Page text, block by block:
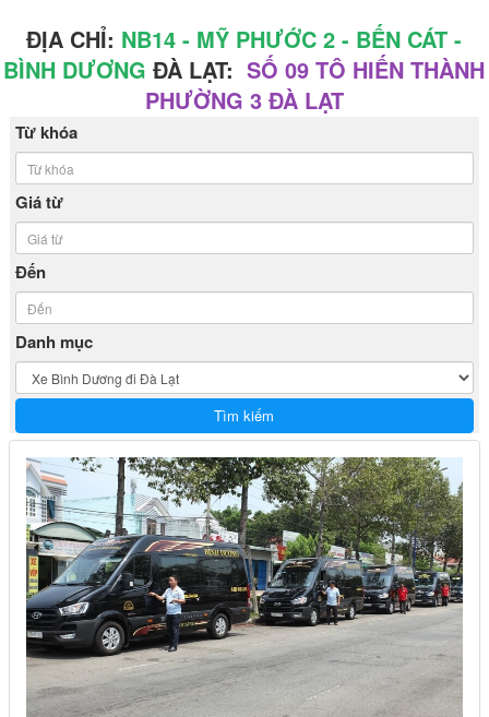
ĐỊA CHỈ: NB14 - MỸ PHƯỚC 2 - BẾN CÁT -
BÌNH DƯƠNGĐÀ LẠT:SỐ 09 TÔ HIẾN THÀNH
PHƯỜNG 3 ĐÀ LẠT
Từ khóa
Giá từ
Đến
Danh mục